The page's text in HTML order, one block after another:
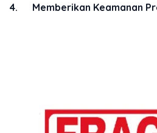
4. Memberikan Keamanan